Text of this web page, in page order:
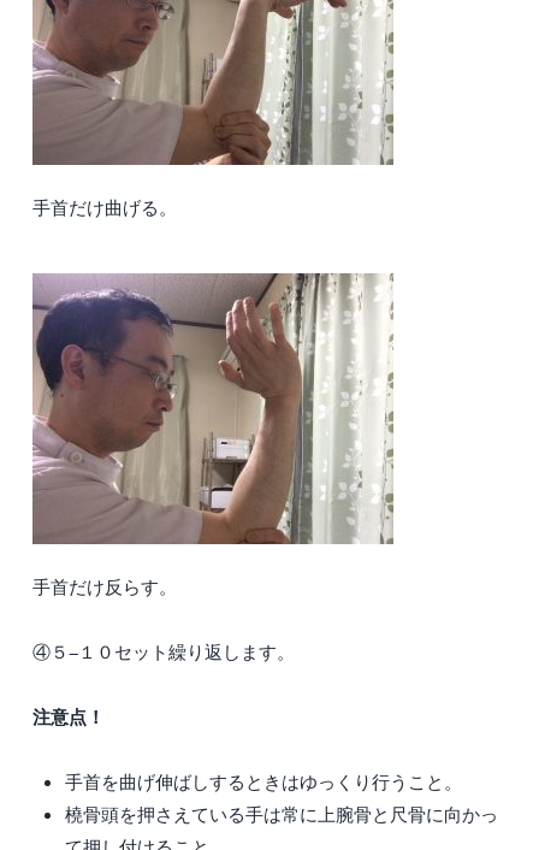
手首だけ曲げる。
手首だけ反らす。
④５−１０セット繰り返します。
注意点！
手首を曲げ伸ばしするときはゆっくり行うこと。
橈骨頭を押さえている手は常に上腕骨と尺骨に向かっ